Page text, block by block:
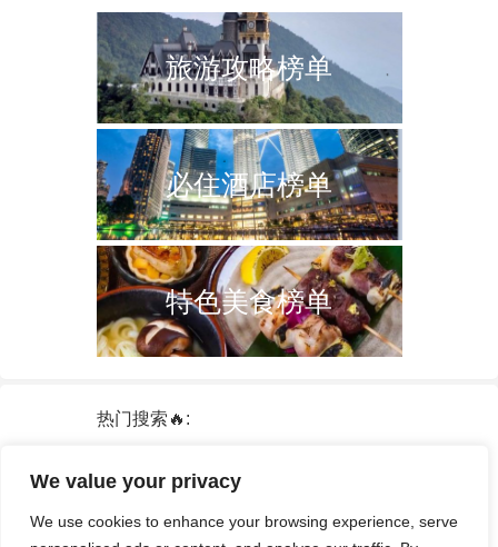
We value your privacy
We use cookies to enhance your browsing experience, serve
旅游攻略榜单
必住酒店榜单
特色美食榜单
热门搜索🔥:
泰国
中国 火车票
签证
酒店